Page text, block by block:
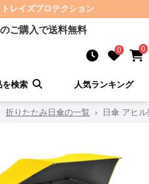
レイズプロテクション
ご購入で送料無料
0 0
を検索 人気ランキング
折りたたみ日傘の一覧 › 日傘 アヒ